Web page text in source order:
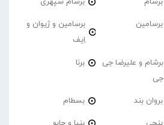
برسامین
برسامین و ژیوان و
اِیف
برشام و علیرضا جی
جی
برنا
بروان بند بسطام